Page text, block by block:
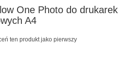
One Photo do drukarek
A4
ten produkt jako pierwszy